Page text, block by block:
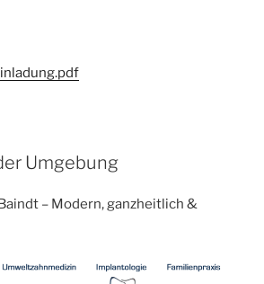
Umgebung
– Modern, ganzheitlich &